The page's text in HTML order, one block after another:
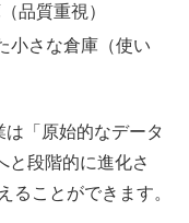
品質重視）
小さな倉庫（使い
「原始的なデータ
段階的に進化さ
ることができます。